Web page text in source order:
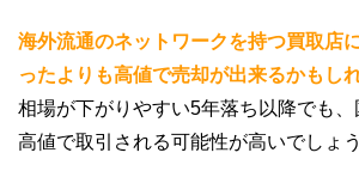
海外流通のネットワークを持つ買取店
ったよりも高値で売却が出来るかもし
相場が下がりやすい5年落ち以降でも
高値で取引される可能性が高いでしょう